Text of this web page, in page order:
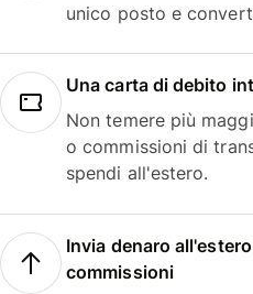
unico posto e
Una carta di debito
Non temere più
o commissioni di
spendi all'estero.
Invia denaro
commissioni